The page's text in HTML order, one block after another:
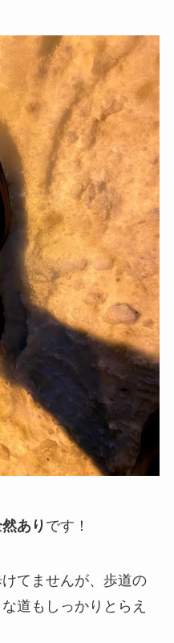
あり です！
てませんが、歩道の
道もしっかりとらえ